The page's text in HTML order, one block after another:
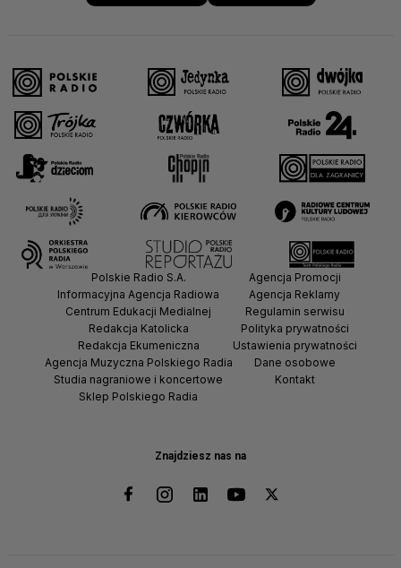
Znajdziesz nas na
Polskie Radio S.A.
Informacyjna Agencja Radiowa
Centrum Edukacji Medialnej
Redakcja Katolicka
Redakcja Ekumeniczna
Agencja Muzyczna Polskiego Radia
Studia nagraniowe i koncertowe
Sklep Polskiego Radia
Agencja Promocji
Agencja Reklamy
Regulamin serwisu
Polityka prywatności
Ustawienia prywatności
Dane osobowe
Kontakt